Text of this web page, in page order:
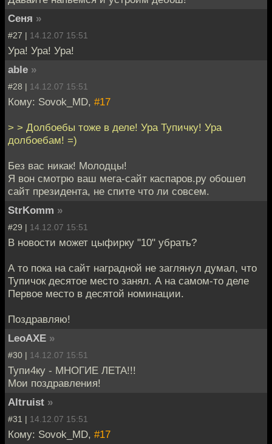
Сеня »
#27 | 14.12.07 15:51
Ура! Ура! Ура!
able »
#28 | 14.12.07 15:51
Кому: Sovok_MD, #17
> > Долбоебы тоже в деле! Ура Тупичку! Ура
долбоебам! =)
Без вас никак! Молодцы!
Я вон смотрю ваш мега-сайт каспаров.ру обошел
сайт президента, не спите что ли совсем.
StrKomm »
#29 | 14.12.07 15:51
В новости может цыфирку "10" убрать?
А то пока на сайт наградной не заглянул думал, что
Тупичок десятое место занял. А на самом-то деле
Первое место в десятой номинации.
Поздравляю!
LeoAXE »
#30 | 14.12.07 15:51
Тупи4ку - МНОГИЕ ЛЕТА!!!
Мои поздравления!
Altruist »
#31 | 14.12.07 15:51
Кому: Sovok_MD, #17